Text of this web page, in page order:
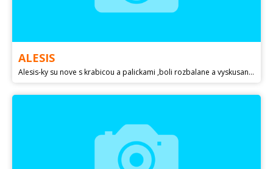
ALESIS
Alesis-ky su nove s krabicou a palickami ,boli rozbalane a vyskusane asi len 3x ....